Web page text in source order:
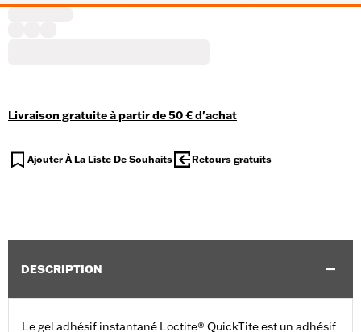
Livraison gratuite à partir de 50 € d'achat
Ajouter À La Liste De Souhaits Retours gratuits
DESCRIPTION
Le gel adhésif instantané Loctite® QuickTite est un adhésif